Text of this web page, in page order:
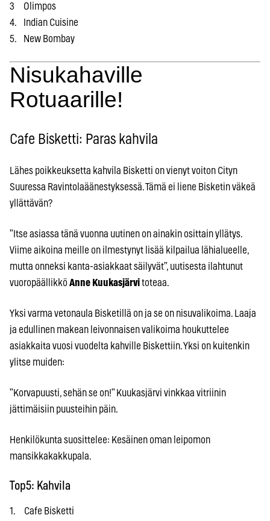
3 Olimpos
4. Indian Cuisine
5. New Bombay
Nisukahaville
Rotuaarille!
Cafe Bisketti: Paras kahvila
Lähes poikkeuksetta kahvila Bisketti on vienyt voiton Cityn
Suuressa Ravintolaäänestyksessä. Tämä ei liene Bisketin väkeä
yllättävän?
”Itse asiassa tänä vuonna uutinen on ainakin osittain yllätys.
Viime aikoina meille on ilmestynyt lisää kilpailua lähialueelle,
mutta onneksi kanta-asiakkaat säilyvät”, uutisesta ilahtunut
vuoropäällikkö Anne Kuukasjärvitoteaa.
Yksi varma vetonaula Bisketillä on ja se on nisuvalikoima. Laaja
ja edullinen makean leivonnaisen valikoima houkuttelee
asiakkaita vuosi vuodelta kahville Biskettiin. Yksi on kuitenkin
ylitse muiden:
”Korvapuusti, sehän se on!” Kuukasjärvi vinkkaa vitriinin
jättimäisiin puusteihin päin.
Henkilökunta suosittelee: Kesäinen oman leipomon
mansikkakakkupala.
Top5: Kahvila
1. Cafe Bisketti